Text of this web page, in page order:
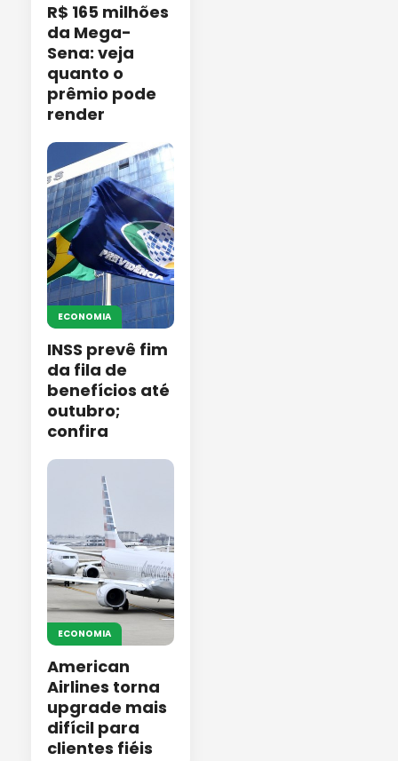
R$ 165 milhões
da Mega-
Sena: veja
quanto o
prêmio pode
render
ECONOMIA
INSS prevê fim
da fila de
benefícios até
outubro;
confira
ECONOMIA
American
Airlines torna
upgrade mais
difícil para
clientes fiéis